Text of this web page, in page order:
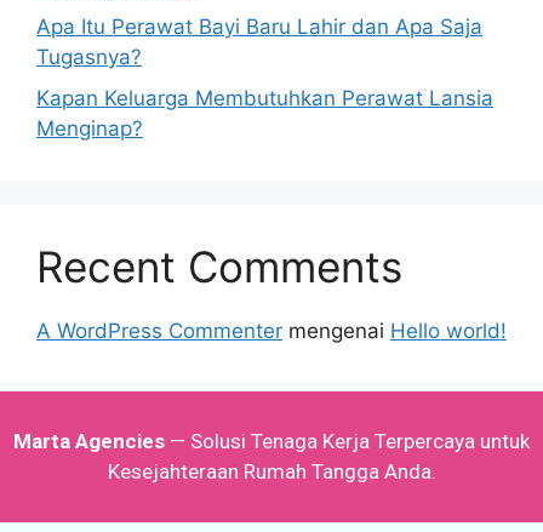
Apa Itu Perawat Bayi Baru Lahir dan Apa Saja
Tugasnya?
Kapan Keluarga Membutuhkan Perawat Lansia
Menginap?
Recent Comments
A WordPress Commenter mengenai Hello world!
Marta Agencies — Solusi Tenaga Kerja Terpercaya untuk
Kesejahteraan Rumah Tangga Anda.